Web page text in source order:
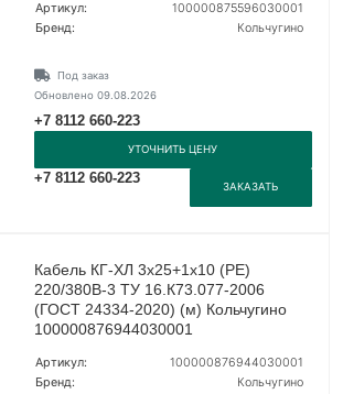
Артикул:
100000875596030001
Бренд:
Кольчугино
Под заказ
Обновлено 09.08.2026
+7 8112 660-223
УТОЧНИТЬ ЦЕНУ
+7 8112 660-223
ЗАКАЗАТЬ
Кабель КГ-ХЛ 3х25+1х10 (PE)
220/380В-3 ТУ 16.К73.077-2006
(ГОСТ 24334-2020) (м) Кольчугино
100000876944030001
Артикул:
100000876944030001
Бренд:
Кольчугино